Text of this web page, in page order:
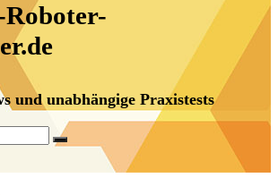
und unabhängige Praxistests